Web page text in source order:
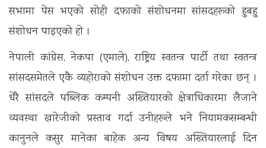
सभामा पेस भएको सोही दफाको संशोधनमा सांसदहरूको हुबहु
संशोधन पाइएको हो ।
नेपाली कांग्रेस, नेकपा (एमाले), राष्ट्रिय स्वतन्त्र पार्टी तथा स्वतन्त्र
सांसदसमेतले एकै व्यहोराको संशोधन उक्त दफामा दर्ता गरेका छन् ।
धेरै सांसदले पब्लिक कम्पनी अख्तियारको क्षेत्राधिकारमा लैजाने
व्यवस्था खारेजीको प्रस्ताव गर्दा उनीहरूले भने नियामकसम्बन्धी
कानुनले कसुर मानेका बाहेक अन्य विषय अख्तियारलाई दिन